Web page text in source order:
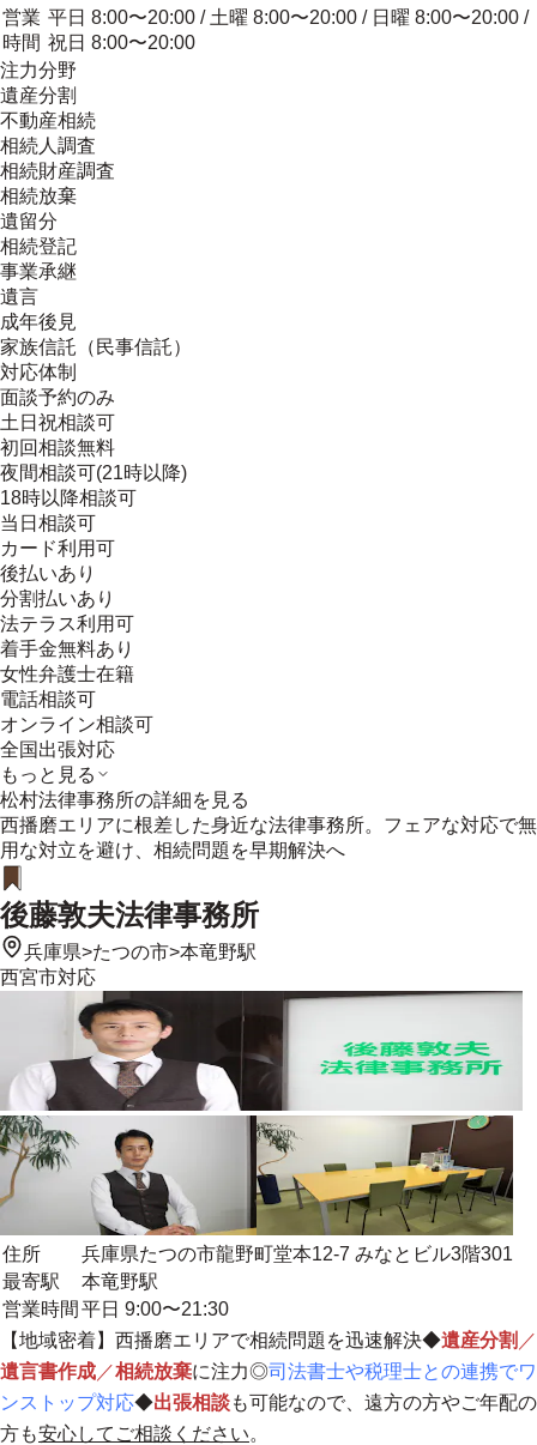
営業
時間
平日 8:00〜20:00 / 土曜 8:00〜20:00 / 日曜 8:00〜20:00 /
祝日 8:00〜20:00
注力分野
遺産分割
不動産相続
相続人調査
相続財産調査
相続放棄
遺留分
相続登記
事業承継
遺言
成年後見
家族信託（民事信託）
対応体制
面談予約のみ
土日祝相談可
初回相談無料
夜間相談可(21時以降)
18時以降相談可
当日相談可
カード利用可
後払いあり
分割払いあり
法テラス利用可
着手金無料あり
女性弁護士在籍
電話相談可
オンライン相談可
全国出張対応
もっと見る
松村法律事務所の詳細を見る
西播磨エリアに根差した身近な法律事務所。フェアな対応で無
用な対立を避け、相続問題を早期解決へ
後藤敦夫法律事務所
兵庫県>たつの市>本竜野駅
西宮市対応
住所
兵庫県たつの市龍野町堂本12-7 みなとビル3階301
最寄駅
本竜野駅
営業時間 平日 9:00〜21:30
【地域密着】西播磨エリアで相続問題を迅速解決◆遺産分割 ／
遺言書作成 ／相続放棄に注力◎司法書士や税理士との連携でワ
ンストップ対応◆出張相談も可能なので、遠方の方やご年配の
方も安心してご相談ください。